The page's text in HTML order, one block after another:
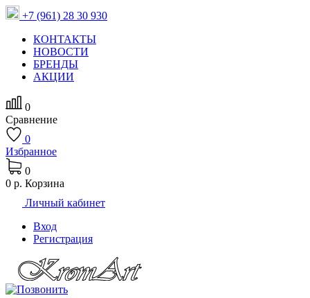
+7 (961) 28 30 930
КОНТАКТЫ
НОВОСТИ
БРЕНДЫ
АКЦИИ
0
Сравнение
0
Избранное
0
0 р. Корзина
Личный кабинет
Вход
Регистрация